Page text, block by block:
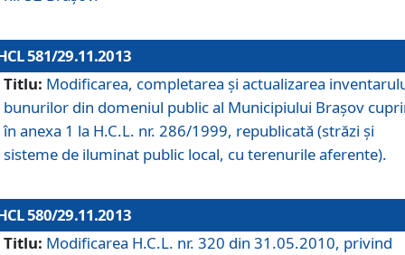
581/29.11.2013
Titlu: Modificarea, completarea şi actualizarea
bunurilor din domeniul public al Municipiului Braşov
în anexa 1 la H.C.L. nr. 286/1999, republicată (străzi şi
sisteme de iluminat public local, cu terenurile aferente).
580/29.11.2013
Titlu: Modificarea H.C.L. nr. 320 din 31.05.2010, privind